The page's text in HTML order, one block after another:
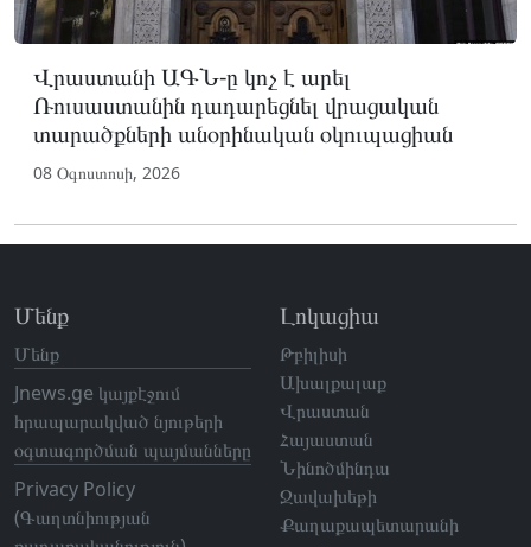
Վրաստանի ԱԳՆ-ը կոչ է արել
Ռուսաստանին դադարեցնել վրացական
տարածքների անօրինական օկուպացիան
08 Օգոստոսի, 2026
Մենք
Մենք
Jnews.ge կայքէջում
հրապարակված նյութերի
օգտագործման պայմանները
Privacy Policy
(Գաղտնիության
Լոկացիա
Թբիլիսի
Ախալքալաք
Վրաստան
Հայաստան
Նինոծմինդա
Ջավախեթի
Քաղաքապետարանի